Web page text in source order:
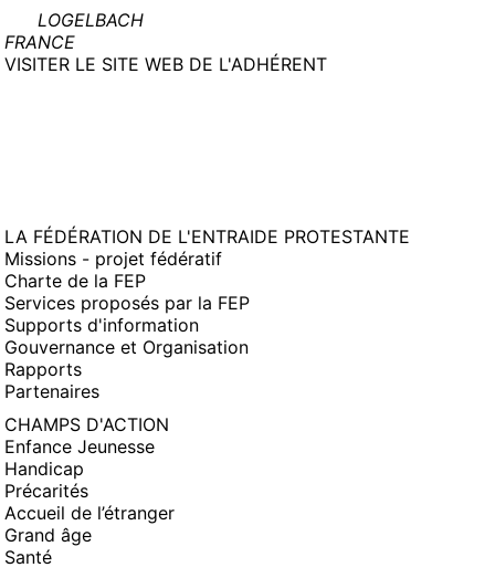
LOGELBACH
FRANCE
VISITER LE SITE WEB DE L'ADHÉRENT(NOUVELLE
LA FÉDÉRATION DE L'ENTRAIDE PROTESTANTE
Missions - projet fédératif
Charte de la FEP
Services proposés par la FEP
Supports d'information
Gouvernance et Organisation
Rapports
Partenaires
CHAMPS D'ACTION
Enfance Jeunesse
Handicap
Précarités
Accueil de l’étranger
Grand âge
Santé